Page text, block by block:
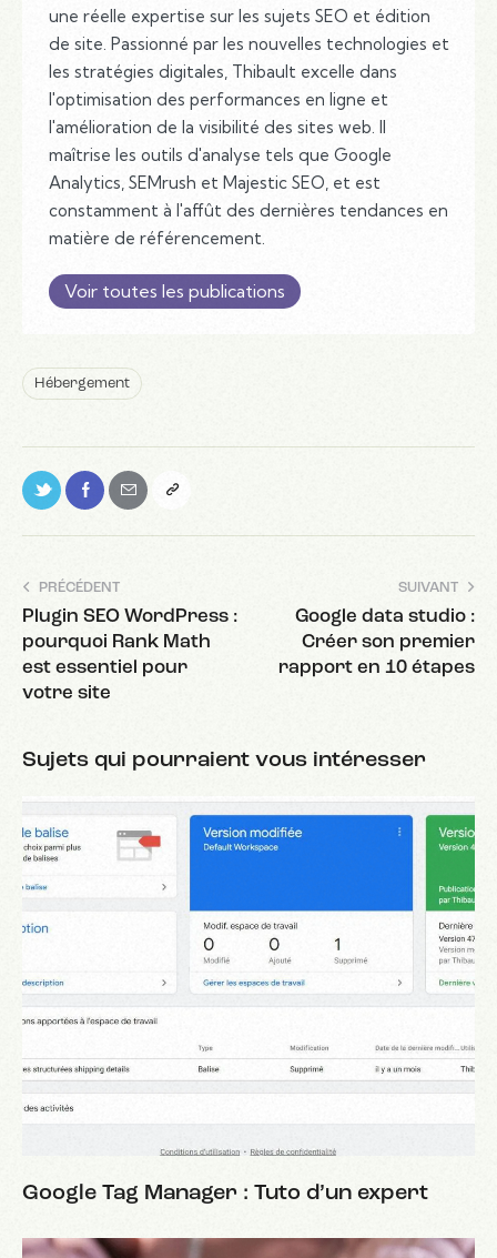
une réelle expertise sur les sujets SEO et édition
de site. Passionné par les nouvelles technologies et
les stratégies digitales, Thibault excelle dans
l'optimisation des performances en ligne et
l'amélioration de la visibilité des sites web. Il
maîtrise les outils d'analyse tels que Google
Analytics, SEMrush et Majestic SEO, et est
constamment à l'affût des dernières tendances en
matière de référencement.
Voir toutes les publications
Hébergement
PRÉCÉDENT
Plugin SEO WordPress :
pourquoi Rank Math
est essentiel pour
votre site
SUIVANT
Google data studio :
Créer son premier
rapport en 10 étapes
Sujets qui pourraient vous intéresser
Google Tag Manager : Tuto d’un expert